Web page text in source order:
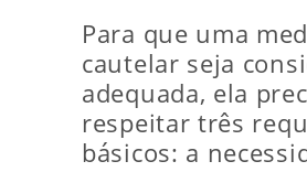
Para que uma
cautelar seja
adequada, ela
respeitar três
básicos: a